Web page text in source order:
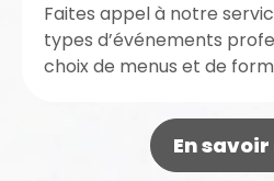
Faites appel à notre
types d’événements
choix de menus et de
En